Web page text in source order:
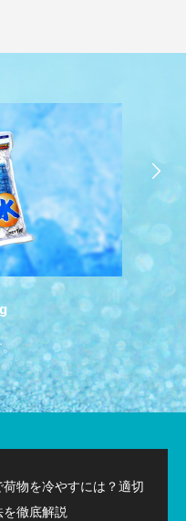
。
ド
荷物を冷やすには？適切
徹底解説